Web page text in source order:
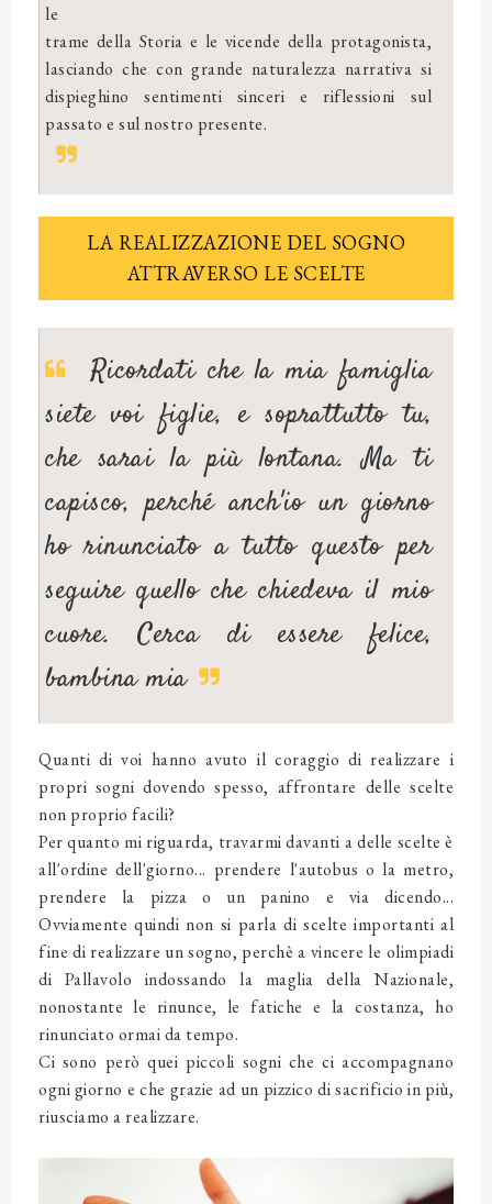
le
trame della Storia e le vicende della protagonista,
lasciando che con grande naturalezza narrativa si
dispieghino sentimenti sinceri e riflessioni sul
passato e sul nostro presente.
LA REALIZZAZIONE DEL SOGNO
ATTRAVERSO LE SCELTE
Ricordati che la mia famiglia
siete voi figlie, e soprattutto tu,
che sarai la più lontana. Ma ti
capisco, perché anch'io un giorno
ho rinunciato a tutto questo per
seguire quello che chiedeva il mio
cuore. Cerca di essere felice,
bambina mia
Quanti di voi hanno avuto il coraggio di realizzare i
propri sogni dovendo spesso, affrontare delle scelte
non proprio facili?
Per quanto mi riguarda, travarmi davanti a delle scelte è
all'ordine dell'giorno... prendere l'autobus o la metro,
prendere la pizza o un panino e via dicendo...
Ovviamente quindi non si parla di scelte importanti al
fine di realizzare un sogno, perchè a vincere le olimpiadi
di Pallavolo indossando la maglia della Nazionale,
nonostante le rinunce, le fatiche e la costanza, ho
rinunciato ormai da tempo.
Ci sono però quei piccoli sogni che ci accompagnano
ogni giorno e che grazie ad un pizzico di sacrificio in più,
riusciamo a realizzare.